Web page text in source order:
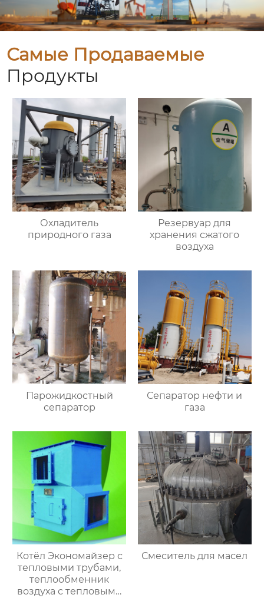
Самые Продаваемые
Продукты
Охладитель
природного газа
Резервуар для
хранения сжатого
воздуха
Парожидкостный
сепаратор
Сепаратор нефти и
газа
Котёл Экономайзер с
тепловыми трубами,
теплообменник
воздуха с тепловыми
Смеситель для масел